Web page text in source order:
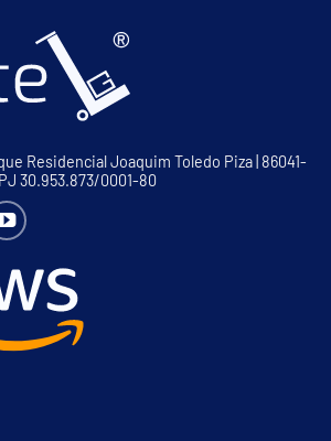
Residencial Joaquim Toledo Piza | 86041-
30.953.873/0001-80